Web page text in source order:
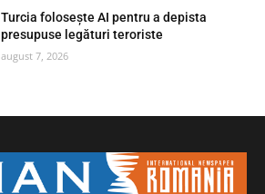
Turcia folosește AI pentru a depista
presupuse legături teroriste
august 7, 2026